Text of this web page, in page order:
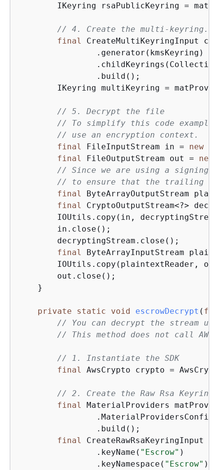
IKeyring rsaPublicKeyring =
// 4. Create the multi-keyring.
final
CreateMultiKeyringInput
                .generator(kmsKeyring)
                .build();
IKeyring multiKeyring =
// 5. Decrypt the file
// To simplify this code
// use an encryption context.
final
FileInputStream in = new
final
FileOutputStream out = new
// Since we are using a signing
// to ensure that the trailing
final
ByteArrayOutputStream
final
CryptoOutputStream<?>
IOUtils.copy(in,
        in.close();
        decryptingStream.close();
final
ByteArrayInputStream
IOUtils.copy(plaintextReader,
        out.close();
    }
private static void escrowDecrypt (
// You can decrypt the stream
// This method does not call AWS
// 1. Instantiate the SDK
final
AwsCrypto crypto =
// 2. Create the Raw Rsa
final
MaterialProviders
                .build();
final
CreateRawRsaKeyringInput
                .keyName(
"Escrow" )
                .keyNamespace(
"Escrow" )